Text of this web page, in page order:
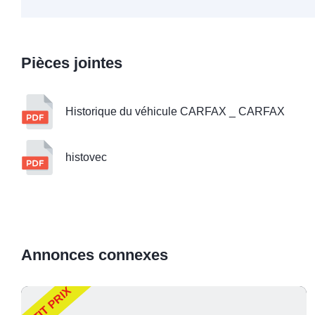
Pièces jointes
Historique du véhicule CARFAX _ CARFAX
histovec
Annonces connexes